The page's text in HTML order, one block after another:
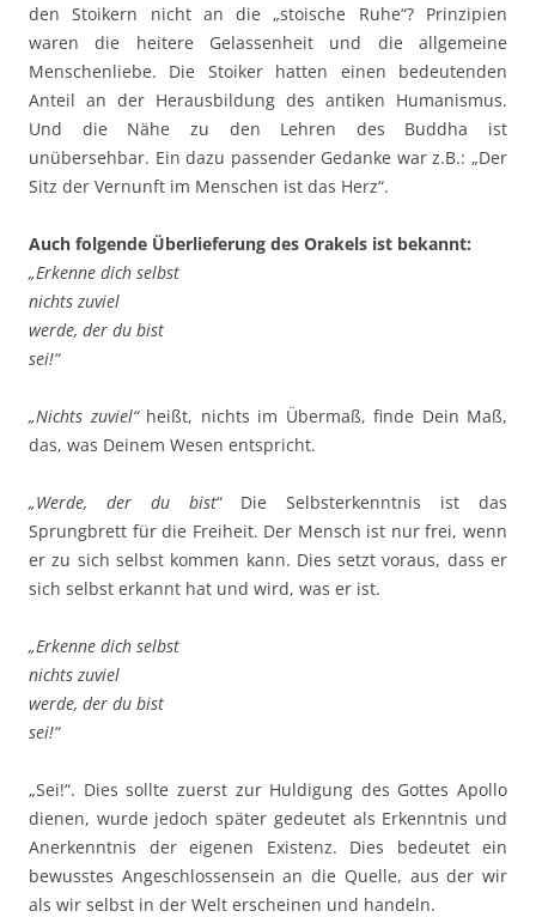
den Stoikern nicht an die „stoische Ruhe“? Prinzipien
waren die heitere Gelassenheit und die allgemeine
Menschenliebe. Die Stoiker hatten einen bedeutenden
Anteil an der Herausbildung des antiken Humanismus.
Und die Nähe zu den Lehren des Buddha ist
unübersehbar. Ein dazu passender Gedanke war z.B.: „Der
Sitz der Vernunft im Menschen ist das Herz“.
Auch folgende Überlieferung des Orakels ist bekannt:
„Erkenne dich selbst
nichts zuviel
werde, der du bist
sei!“
„Nichts zuviel“heißt, nichts im Übermaß, finde Dein Maß,
das, was Deinem Wesen entspricht.
„Werde, der du bist“ Die Selbsterkenntnis ist das
Sprungbrett für die Freiheit. Der Mensch ist nur frei, wenn
er zu sich selbst kommen kann. Dies setzt voraus, dass er
sich selbst erkannt hat und wird, was er ist.
„Erkenne dich selbst
nichts zuviel
werde, der du bist
sei!“
„Sei!“. Dies sollte zuerst zur Huldigung des Gottes Apollo
dienen, wurde jedoch später gedeutet als Erkenntnis und
Anerkenntnis der eigenen Existenz. Dies bedeutet ein
bewusstes Angeschlossensein an die Quelle, aus der wir
als wir selbst in der Welt erscheinen und handeln.